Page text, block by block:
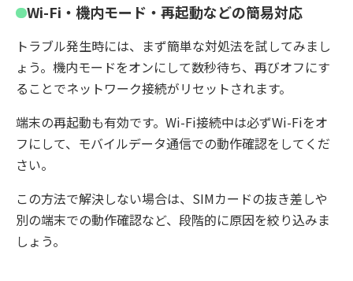
Wi-Fi・機内モード・再起動などの簡易対応
トラブル発生時には、まず簡単な対処法を試してみまし
ょう。機内モードをオンにして数秒待ち、再びオフにす
ることでネットワーク接続がリセットされます。
端末の再起動も有効です。Wi-Fi接続中は必ずWi-Fiをオ
フにして、モバイルデータ通信での動作確認をしてくだ
さい。
この方法で解決しない場合は、SIMカードの抜き差しや
別の端末での動作確認など、段階的に原因を絞り込みま
しょう。